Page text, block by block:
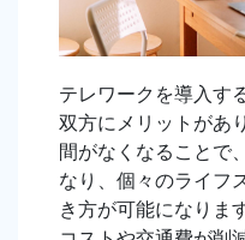
テレワークを導入す
双方にメリットがあ
間がなくなることで
なり、個々のライフ
き方が可能になりま